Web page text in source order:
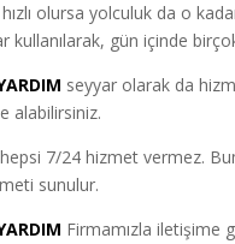
olursa yolculuk da o
kullanılarak, gün içinde
seyyar olarak da
alabilirsiniz.
7/24 hizmet vermez.
sunulur.
Firmamızla iletişime